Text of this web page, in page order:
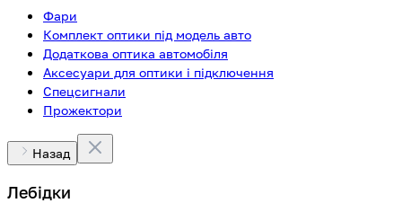
Фари
Комплект оптики під модель авто
Додаткова оптика автомобіля
Аксесуари для оптики і підключення
Спецсигнали
Прожектори
Назад
Лебідки